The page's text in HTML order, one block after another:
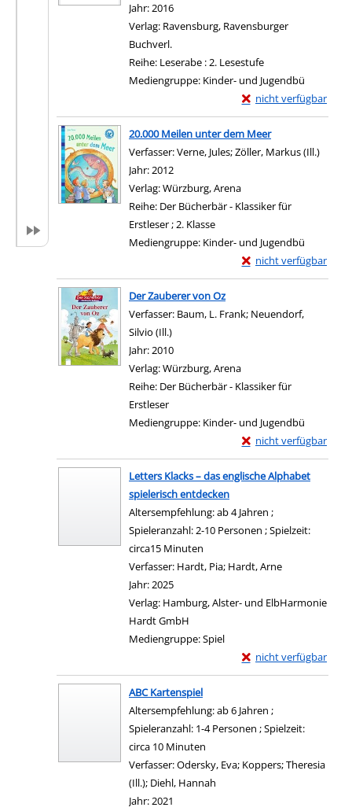
Jahr:2016
Verlag: Ravensburg, Ravensburger
Buchverl.
Reihe: Leserabe : 2. Lesestufe
Mediengruppe: Kinder- und Jugendbü
nicht verfügbar
Exemplar-Details von
Zum Download von
20.000 Meilen unter dem Meer
Verfasser:Verne, Jules;Zöller, Markus (Ill.)
Jahr:2012
Verlag:Würzburg, Arena
Reihe: Der Bücherbär - Klassiker für
Erstleser ; 2. Klasse
Mediengruppe: Kinder- und Jugendbü
nicht verfügbar
Exemplar-Details von
Zum Download von
Der Zauberer von Oz
Verfasser: Baum, L. Frank; Neuendorf,
Silvio (Ill.)
Jahr:2010
Verlag:Würzburg, Arena
Reihe: Der Bücherbär - Klassiker für
Erstleser
Mediengruppe: Kinder- und Jugendbü
nicht verfügbar
Exemplar-Details von
Zum Download von
Letters Klacks – das englische Alphabet
spielerisch entdecken
Altersempfehlung: ab 4 Jahren ;
Spieleranzahl: 2-10 Personen ; Spielzeit:
circa15 Minuten
Verfasser: Hardt, Pia; Hardt, Arne
Jahr:2025
Verlag: Hamburg, Alster- und ElbHarmonie
Hardt GmbH
Mediengruppe:Spiel
nicht verfügbar
Exemplar-Details von
Zum Download von
ABC Kartenspiel
Altersempfehlung: ab 6 Jahren ;
Spieleranzahl: 1-4 Personen ; Spielzeit:
circa 10 Minuten
Verfasser:Odersky, Eva; Koppers; Theresia
(Ill.); Diehl, Hannah
Jahr:2021